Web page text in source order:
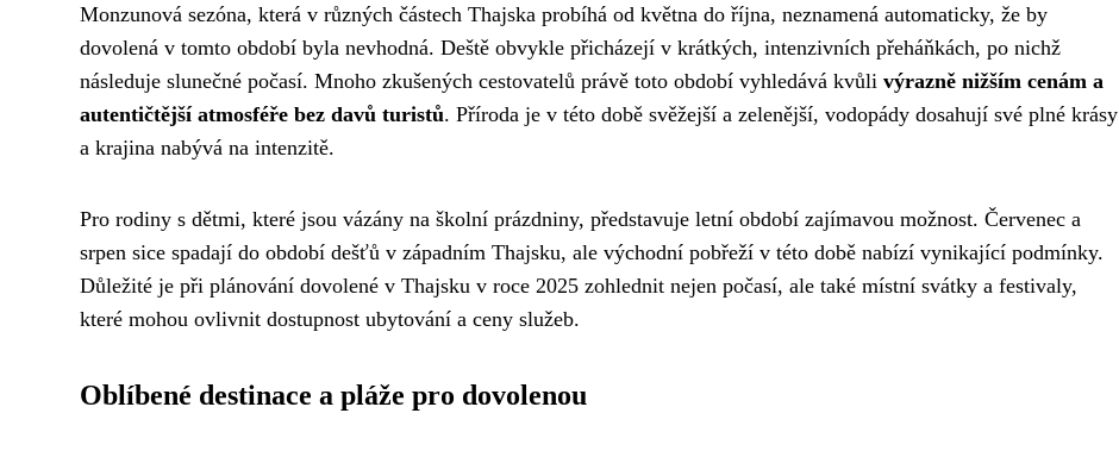
Monzunová sezóna, která v různých částech Thajska probíhá od května do října, neznamená automaticky, že by
dovolená v tomto období byla nevhodná. Deště obvykle přicházejí v krátkých, intenzivních přeháňkách, po nichž
následuje slunečné počasí. Mnoho zkušených cestovatelů právě toto období vyhledává kvůli výrazně nižším cenám a
autentičtější atmosféře bez davů turistů. Příroda je v této době svěžejší a zelenější, vodopády dosahují své plné krásy
a krajina nabývá na intenzitě.
Pro rodiny s dětmi, které jsou vázány na školní prázdniny, představuje letní období zajímavou možnost. Červenec a
srpen sice spadají do období dešťů v západním Thajsku, ale východní pobřeží v této době nabízí vynikající podmínky.
Důležité je při plánování dovolené v Thajsku v roce 2025 zohlednit nejen počasí, ale také místní svátky a festivaly,
které mohou ovlivnit dostupnost ubytování a ceny služeb.
Oblíbené destinace a pláže pro dovolenou